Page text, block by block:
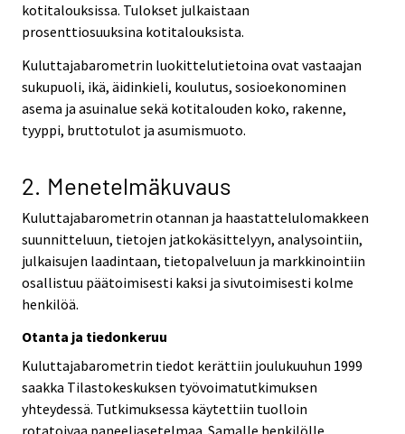
kotitalouksissa. Tulokset julkaistaan
prosenttiosuuksina kotitalouksista.
Kuluttajabarometrin luokittelutietoina ovat vastaajan
sukupuoli, ikä, äidinkieli, koulutus, sosioekonominen
asema ja asuinalue sekä kotitalouden koko, rakenne,
tyyppi, bruttotulot ja asumismuoto.
2. Menetelmäkuvaus
Kuluttajabarometrin otannan ja haastattelulomakkeen
suunnitteluun, tietojen jatkokäsittelyyn, analysointiin,
julkaisujen laadintaan, tietopalveluun ja markkinointiin
osallistuu päätoimisesti kaksi ja sivutoimisesti kolme
henkilöä.
Otanta ja tiedonkeruu
Kuluttajabarometrin tiedot kerättiin joulukuuhun 1999
saakka Tilastokeskuksen työvoimatutkimuksen
yhteydessä. Tutkimuksessa käytettiin tuolloin